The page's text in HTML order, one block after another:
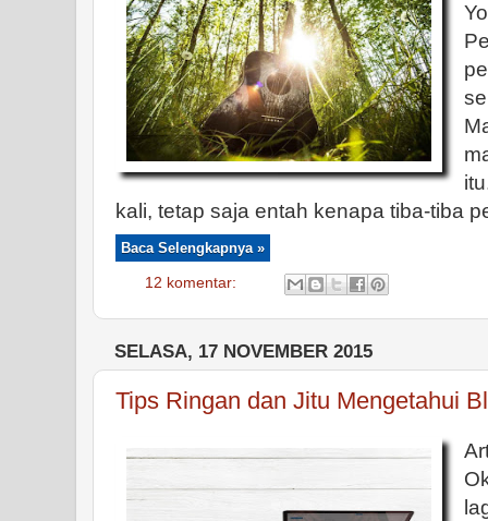
kali, tetap saja entah kenapa tiba-tiba
Baca Selengkapnya »
12 komentar:
SELASA, 17 NOVEMBER 2015
Tips Ringan dan Jitu Mengetahui